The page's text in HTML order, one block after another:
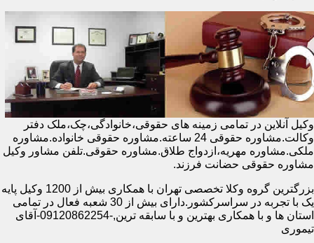
وکیل آنلاین در تمامی زمینه های حقوقی،خانوادگی،چک،ملک دفتر
وکالت.مشاوره حقوقی 24 ساعته.مشاوره حقوقی خانواده.مشاوره
ملکی.مشاوره مهریه،ازدواج طلاق.مشاوره حقوقی.تلفن مشاور وکیل
مشاوره حقوقی حضانت فرزند.
بزرگترین گروه وکلا تخصصی تهران با همکاری بیش از 1200 وکیل پایه
یک با تجربه در سراسرکشور.دارای بیش از 30 شعبه فعال در تمامی
استان ها و با همکاری بهترین و با سابقه ترین,-09120862254-آقای
تیموری